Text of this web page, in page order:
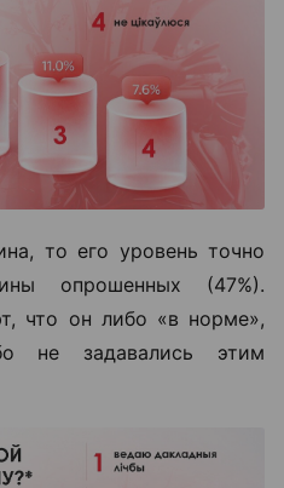
то его уровень точно
опрошенных (47%).
что он либо «в норме»,
не задавались этим